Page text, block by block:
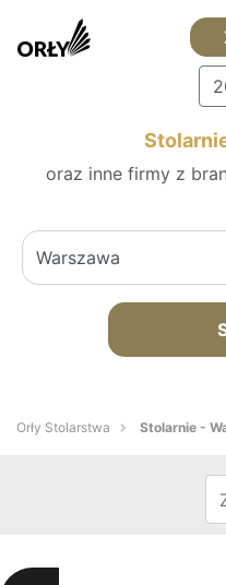
oraz inne firmy z
Orły Stolarstwa Stolarnie -